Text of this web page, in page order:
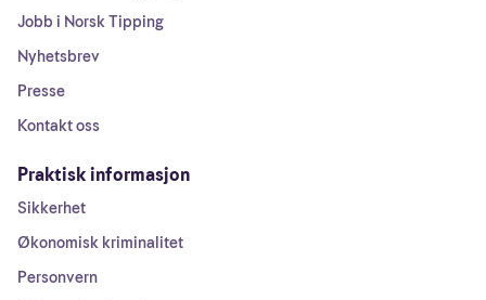
Jobb i Norsk Tipping
Nyhetsbrev
Presse
Kontakt oss
Praktisk informasjon
Sikkerhet
Økonomisk kriminalitet
Personvern